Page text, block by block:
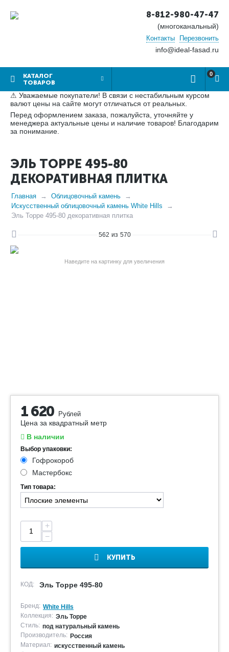
8-812-980-47-47
(многоканальный)
Контакты Перезвонить
info@ideal-fasad.ru
КАТАЛОГ
ТОВАРОВ
0
⚠ Уважаемые покупатели! В связи с нестабильным курсом
валют цены на сайте могут отличаться от реальных.
Перед оформлением заказа, пожалуйста, уточняйте у
менеджера актуальные цены и наличие товаров! Благодарим
за понимание.
ЭЛЬ ТОРРЕ 495-80
ДЕКОРАТИВНАЯ ПЛИТКА
Главная
Облицовочный камень
Искусственный облицовочный камень White Hills
Эль Торре 495-80 декоративная плитка
562 из 570
Наведите на картинку для увеличения
1 620 Рублей
Цена за квадратный метр
В наличии
Выбор упаковки:
Гофрокороб
Мастербокс
Тип товара:
+
−
КУПИТЬ
КОД: Эль Торре 495-80
Бренд: White Hills
Коллекция: Эль Торре
Стиль: под натуральный камень
Производитель: Россия
Материал: искусственный камень